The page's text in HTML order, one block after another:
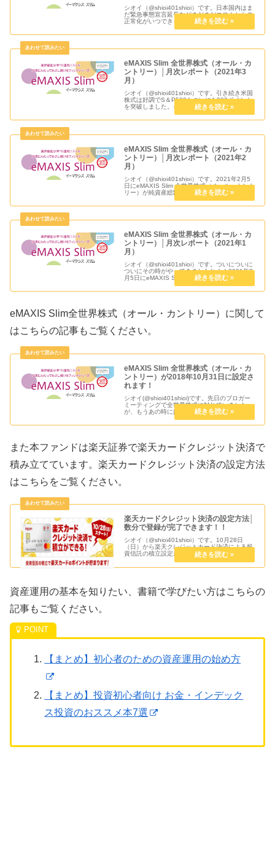
シオイ（@shioi401shioi）です。日本国内はま
だ緊急事態宣言延長などまだまだコロナからの
正常化がいつできるのか見通しが見えてきませ
んが、世界はすべての地域ではありませんが
徐々にアフターコロナを見据えた動きが出てき
eMAXIS Slim 全世界株式（オール・カ
ントリー）│月次レポート（2021年3
月）
シオイ（@shioi401shioi）です。引き続き米国
株式は好調でS＆P500もついに4,000ポイント
を突破しました。そのおかげで全世界株式も好
調に基準価額も上昇しています。この状況がど
こまで続くのか分かりませんが、積立投資では
eMAXIS Slim 全世界株式（オール・カ
ントリー）│月次レポート（2021年2
月）
シオイ（@shioi401shioi）です。2021年2月5
日にeMAXIS Slim 全世界株式（オール・カント
リー）が純資産総額 1,000 億円を突破しました
がそこからどこまで積み上がったのでしょう
か？気になる中身は2021年2月の月...
eMAXIS Slim 全世界株式（オール・カ
ントリー）│月次レポート（2021年1
月）
シオイ（@shioi401shioi）です。ついについに
ついにその時がやってきましたね！！2021年2
月5日にeMAXIS Slim 全世界株式（オール・カ
ントリー）が純資産総額 1,000 億円を突破し、
受益者還元型信託報酬率の第二段階が...
eMAXIS Slim全世界株式（オール・カントリー）に関して
はこちらの記事もご覧ください。
eMAXIS Slim 全世界株式（オール・カ
ントリー）が2018年10月31日に設定さ
れます！
シオイ(@shioi401shioi)です。先日のブロガー
ミーティングで全世界株式に触れていました
が、もうあの時にはほぼ決めていたんでしょ
う。ついにｅＭＡＸＩＳ Ｓｌｉｍ 全世界株式
（オール・カントリー）が2018年10月31日に
また本ファンドは楽天証券で楽天カードクレジット決済で
積み立てています。楽天カードクレジット決済の設定方法
はこちらをご覧ください。
楽天カードクレジット決済の設定方法│
数分で登録が完了できます！！
シオイ（@shioi401shioi）です。10月28日
（日）から楽天クレジットカード決済による投
資信託の積立設定ができるようになりました。
11月12日（月）までに設定を行うと12月3日
（月）に積立が実行され、12月27日（木）が
資産運用の基本を知りたい、書籍で学びたい方はこちらの
記事もご覧ください。
【まとめ】初心者のための資産運用の始め方
【まとめ】投資初心者向け お金・インデック
ス投資のおススメ本7選